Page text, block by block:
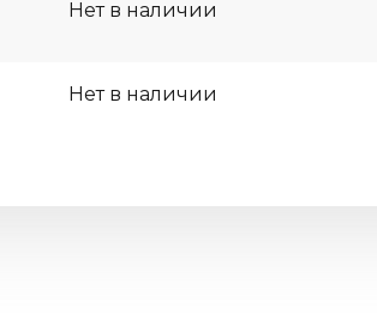
Нет в наличии
Нет в наличии